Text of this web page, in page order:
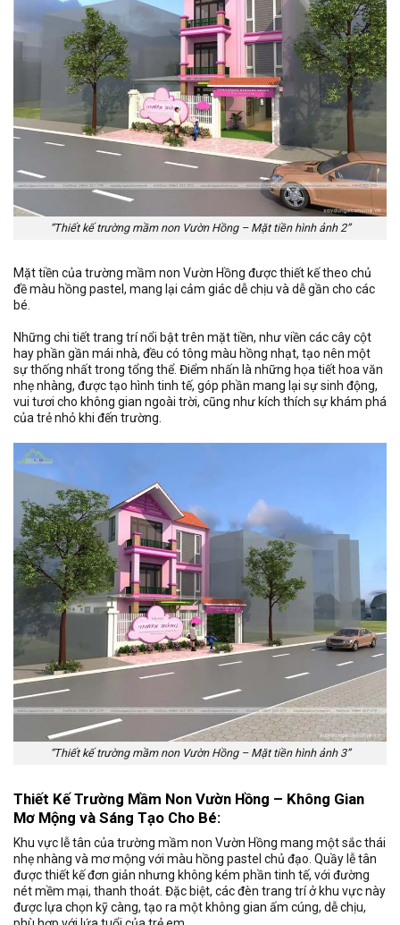
“Thiết kế trường mầm non Vườn Hồng – Mặt tiền hình ảnh 2”
Mặt tiền của trường mầm non Vườn Hồng được thiết kế theo chủ
đề màu hồng pastel, mang lại cảm giác dễ chịu và dễ gần cho các
bé.
Những chi tiết trang trí nổi bật trên mặt tiền, như viền các cây cột
hay phần gần mái nhà, đều có tông màu hồng nhạt, tạo nên một
sự thống nhất trong tổng thể. Điểm nhấn là những họa tiết hoa văn
nhẹ nhàng, được tạo hình tinh tế, góp phần mang lại sự sinh động,
vui tươi cho không gian ngoài trời, cũng như kích thích sự khám phá
của trẻ nhỏ khi đến trường.
“Thiết kế trường mầm non Vườn Hồng – Mặt tiền hình ảnh 3”
Thiết Kế Trường Mầm Non Vườn Hồng – Không Gian
Mơ Mộng và Sáng Tạo Cho Bé:
Khu vực lễ tân của trường mầm non Vườn Hồng mang một sắc thái
nhẹ nhàng và mơ mộng với màu hồng pastel chủ đạo. Quầy lễ tân
được thiết kế đơn giản nhưng không kém phần tinh tế, với đường
nét mềm mại, thanh thoát. Đặc biệt, các đèn trang trí ở khu vực này
được lựa chọn kỹ càng, tạo ra một không gian ấm cúng, dễ chịu,